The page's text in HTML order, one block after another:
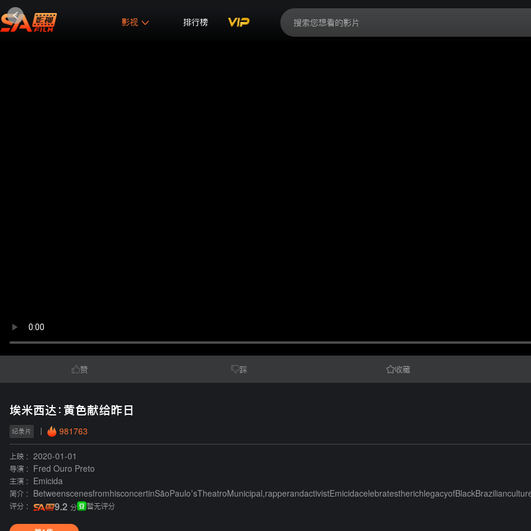
影视 排行榜
赞 踩 收藏
埃米西达：黄色献给昨日
纪录片 981763
上映 :
2020-01-01
导演 :
Fred Ouro Preto
主演 :
Emicida
简介 :
评分 :
9.2 分 暂无评分